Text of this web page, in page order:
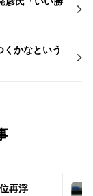
かなという
再浮